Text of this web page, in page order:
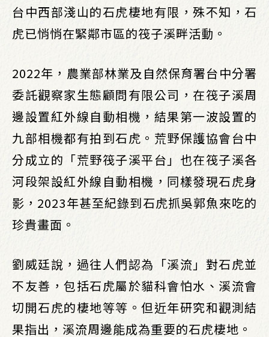
台中西部淺山的石虎棲地有限，殊不知，石
虎已悄悄在緊鄰市區的筏子溪畔活動。
2022年，農業部林業及自然保育署台中分署
委託觀察家生態顧問有限公司，在筏子溪周
邊設置紅外線自動相機，結果第一波設置的
九部相機都有拍到石虎。荒野保護協會台中
分成立的「荒野筏子溪平台」也在筏子溪各
河段架設紅外線自動相機，同樣發現石虎身
影，2023年甚至紀錄到石虎抓吳郭魚來吃的
珍貴畫面。
劉威廷說，過往人們認為「溪流」對石虎並
不友善，包括石虎屬於貓科會怕水、溪流會
切開石虎的棲地等等。但近年研究和觀測結
果指出，溪流周邊能成為重要的石虎棲地。